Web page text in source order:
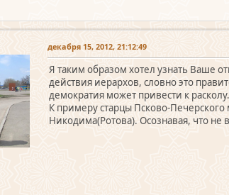
декабря 15, 2012, 21:12:49
Я таким образом хотел узнать Ваше
действия иерархов, словно это
демократия может привести к
К примеру старцы Псково-
Никодима(Ротова). Осознавая, что не